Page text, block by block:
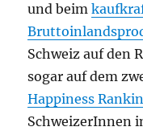
und beim
Schweiz auf den
sogar auf dem
Happiness
SchweizerInnen